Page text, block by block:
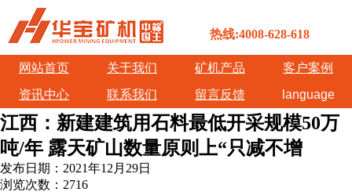
热线:4008-628-618
网站首页 关于我们 矿机产品
客户案例
资讯中心
联系我们 留言反馈 language
江西：新建建筑用石料最低开采规模50万
吨/年 露天矿山数量原则上“只减不增
发布日期： 2021年12月29日
浏览次数： 2716